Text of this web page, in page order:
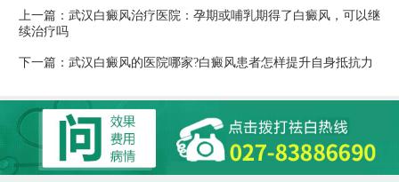
上一篇： 武汉白癜风治疗医院：孕期或哺乳期得了白癜风，可以继
续治疗吗
下一篇： 武汉白癜风的医院哪家?白癜风患者怎样提升自身抵抗力